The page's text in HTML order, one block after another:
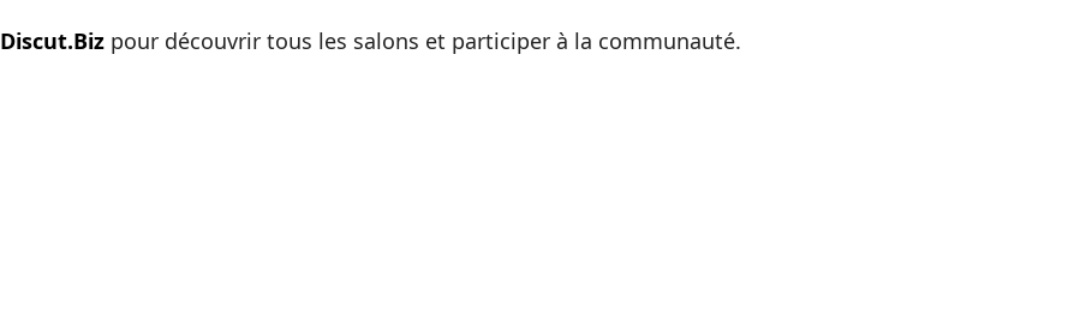
Discut.Bizpour découvrir tous les salons et participer à la communauté.